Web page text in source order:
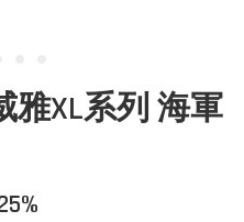
雅XL系列 海軍